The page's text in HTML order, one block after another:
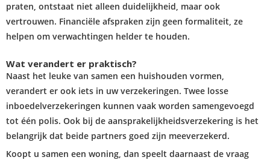
praten, ontstaat niet alleen duidelijkheid, maar ook
vertrouwen. Financiële afspraken zijn geen formaliteit, ze
helpen om verwachtingen helder te houden.
Wat verandert er praktisch?
Naast het leuke van samen een huishouden vormen,
verandert er ook iets in uw verzekeringen. Twee losse
inboedelverzekeringen kunnen vaak worden samengevoegd
tot één polis. Ook bij de aansprakelijkheidsverzekering is het
belangrijk dat beide partners goed zijn meeverzekerd.
Koopt u samen een woning, dan speelt daarnaast de vraag